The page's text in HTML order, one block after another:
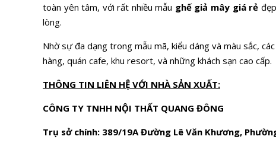
toàn yên tâm, với rất nhiều mẫu ghế giả mây giá rẻ
lòng.
Nhờ sự đa dạng trong mẫu mã, kiểu dáng và màu sắc,
hàng, quán cafe, khu resort, và những khách sạn cao cấp.
THÔNG TIN LIÊN HỆ VỚI NHÀ SẢN XUẤT:
CÔNG TY TNHH NỘI THẤT QUANG ĐÔNG
Trụ sở chính: 389/19A Đường Lê Văn Khương,